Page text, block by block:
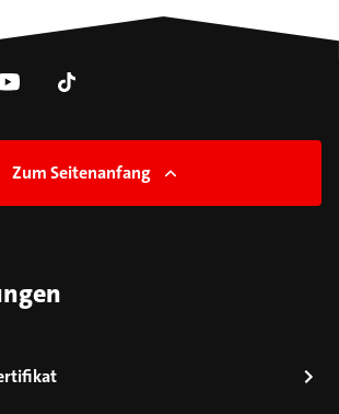
Zum Seitenanfang